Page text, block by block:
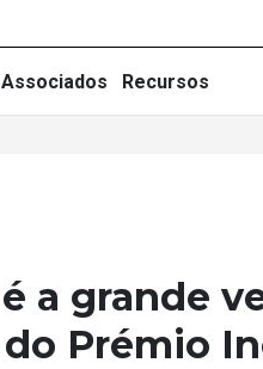
Associados Recursos